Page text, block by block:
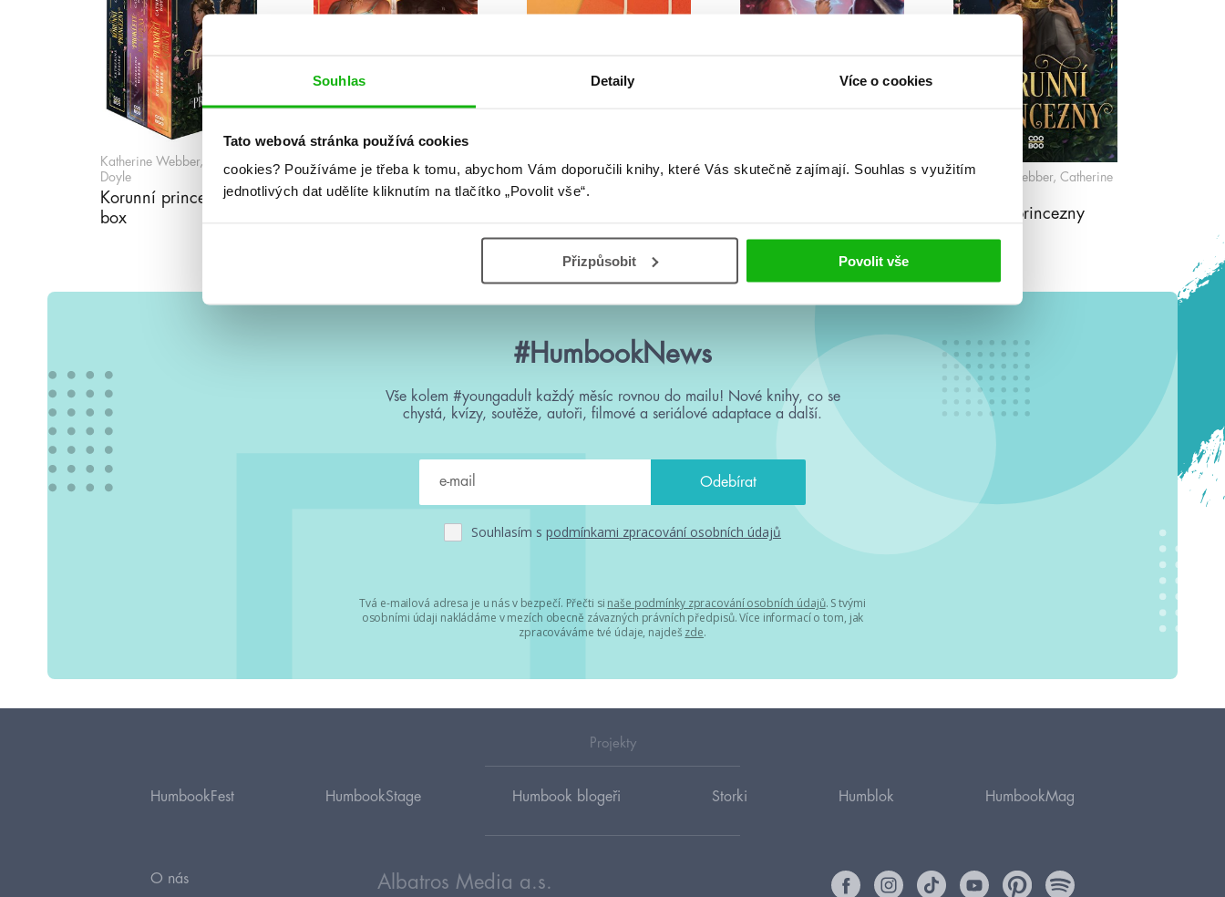
Souhlas Detaily Více o cookies
Tato webová stránka používá cookies
cookies? Používáme je třeba k tomu, abychom Vám doporučili knihy, které Vás skutečně zajímají. Souhlas s využitím
jednotlivých dat udělíte kliknutím na tlačítko „Povolit vše“.
Přizpůsobit Povolit vše
Katherine Webber, Catherine
Doyle
Korunní princezny –
box
Katherine Webber, Catherine
Doyle
Katherine Webber
Wing Jonesová
Katherine Webber, Catherine
Katherine Webber, Catherine
Korunní princezny
#HumbookNews
Vše kolem #youngadult každý měsíc rovnou do mailu! Nové knihy, co se
chystá, kvízy, soutěže, autoři, filmové a seriálové adaptace a další.
Souhlasím s podmínkami zpracování osobních údajů
Tvá e-mailová adresa je u nás v bezpečí. Přečti si naše podmínky zpracování osobních údajů. S tvými
osobními údaji nakládáme v mezích obecně závazných právních předpisů. Více informací o tom, jak
zpracováváme tvé údaje, najdeš zde.
Projekty
HumbookFest HumbookStage Humbook blogeři Storki Humblok HumbookMag
O nás Albatros Media a.s.